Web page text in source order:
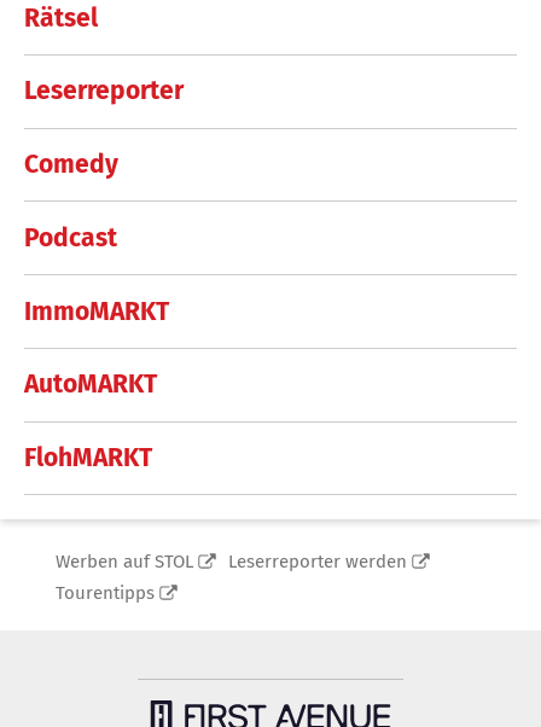
Rätsel
Leserreporter
Comedy
Podcast
ImmoMARKT
AutoMARKT
FlohMARKT
Werben auf STOL
Leserreporter werden
Tourentipps